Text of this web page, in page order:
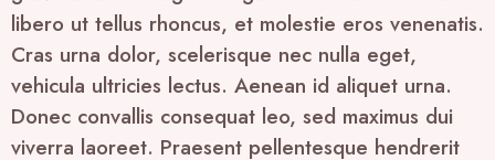
libero ut tellus rhoncus, et molestie eros venenatis.
Cras urna dolor, scelerisque nec nulla eget,
vehicula ultricies lectus. Aenean id aliquet urna.
Donec convallis consequat leo, sed maximus dui
viverra laoreet. Praesent pellentesque hendrerit